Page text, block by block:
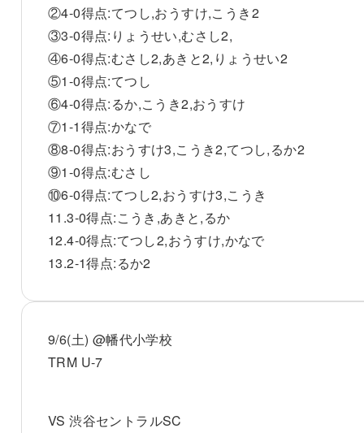
②4-0得点:てつし,おうすけ,こうき2
③3-0得点:りょうせい,むさし2,
④6-0得点:むさし2,あきと2,りょうせい2
⑤1-0得点:てつし
⑥4-0得点:るか,こうき2,おうすけ
⑦1-1得点:かなで
⑧8-0得点:おうすけ3,こうき2,てつし,るか2
⑨1-0得点:むさし
⑩6-0得点:てつし2,おうすけ3,こうき
11.3-0得点:こうき,あきと,るか
12.4-0得点:てつし2,おうすけ,かなで
13.2-1得点:るか2
9/6(土) @幡代小学校
TRM U-7
VS 渋谷セントラルSC